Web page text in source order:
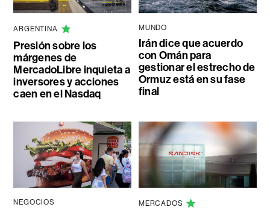
ARGENTINA
Presión sobre los
márgenes de
MercadoLibre inquieta a
inversores y acciones
caen en el Nasdaq
MUNDO
Irán dice que acuerdo
con Omán para
gestionar el estrecho de
Ormuz está en su fase
final
NEGOCIOS MERCADOS